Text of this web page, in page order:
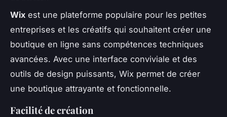
Wix est une plateforme populaire pour les petites
entreprises et les créatifs qui souhaitent créer une
boutique en ligne sans compétences techniques
avancées. Avec une interface conviviale et des
outils de design puissants, Wix permet de créer
une boutique attrayante et fonctionnelle.
Facilité de création